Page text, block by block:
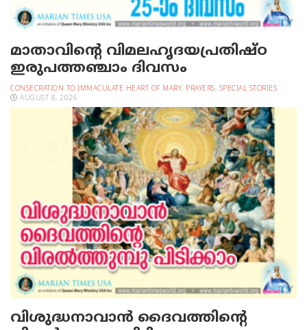
മാതാവിന്റെ വിമലഹൃദയപ്രതിഷ്ഠ
ഇരുപത്തഞ്ചാം ദിവസം
CONSECRATION TO IMMACULATE HEART OF MARY, PRAYERS, SPECIAL STORIES
AUGUST 8, 2026
വിശുദ്ധനാവാന്‍ ദൈവത്തിന്റെ